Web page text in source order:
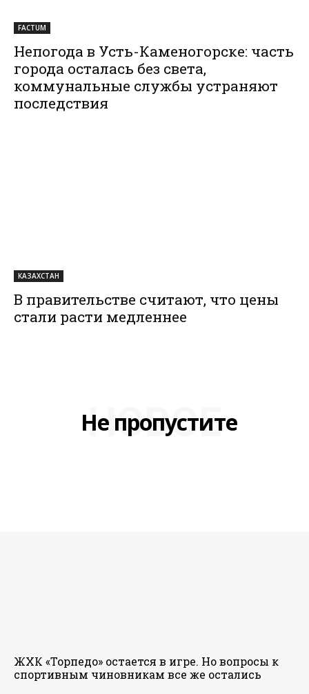
FACTUM
Непогода в Усть-Каменогорске: часть
города осталась без света,
коммунальные службы устраняют
последствия
КАЗАХСТАН
В правительстве считают, что цены
стали расти медленнее
Не пропустите
НОВОЕ
ЖХК «Торпедо» остается в игре. Но вопросы к
спортивным чиновникам все же остались